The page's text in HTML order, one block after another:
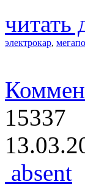
читать
электрокар,
15337
absent